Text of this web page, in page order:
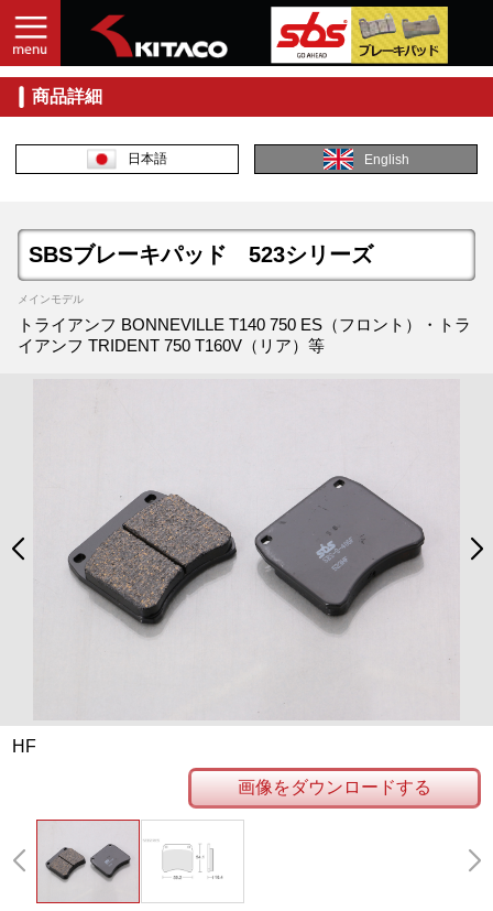
商品詳細
日本語 English
SBSブレーキパッド 523シリーズ
メインモデル
トライアンフ BONNEVILLE T140 750 ES（フロント）・トラ
イアンフ TRIDENT 750 T160V（リア）等
HF
画像をダウンロードする